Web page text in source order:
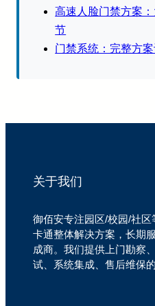
高速人脸门禁方案
节
门禁系统：完整方
关于我们
御佰安专注园区/校园/社
卡通整体解决方案，长期
成商。我们提供上门勘察
试、系统集成、售后维保